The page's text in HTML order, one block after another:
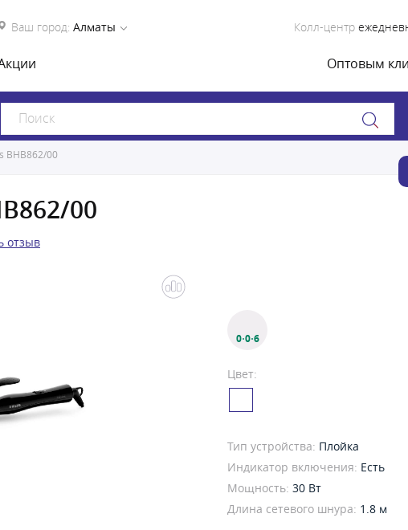
Ваш город: Алматы Колл-центр
Оптовым
BHB862/00
00
отзыв
0·0·6
Цвет:
Тип устройства: Плойка
Индикатор включения: Есть
Мощность: 30 Вт
Длина сетевого шнура: 1.8 м